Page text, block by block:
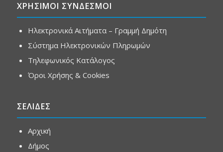
ΧΡΗΣΙΜΟΙ ΣΥΝΔΕΣΜΟΙ
Ηλεκτρονικά Αιτήματα – Γραμμή Δημότη
Σύστημα Ηλεκτρονικών Πληρωμών
Τηλεφωνικός Κατάλογος
Όροι Χρήσης & Cookies
ΣΕΛΙΔΕΣ
Αρχική
Δήμος